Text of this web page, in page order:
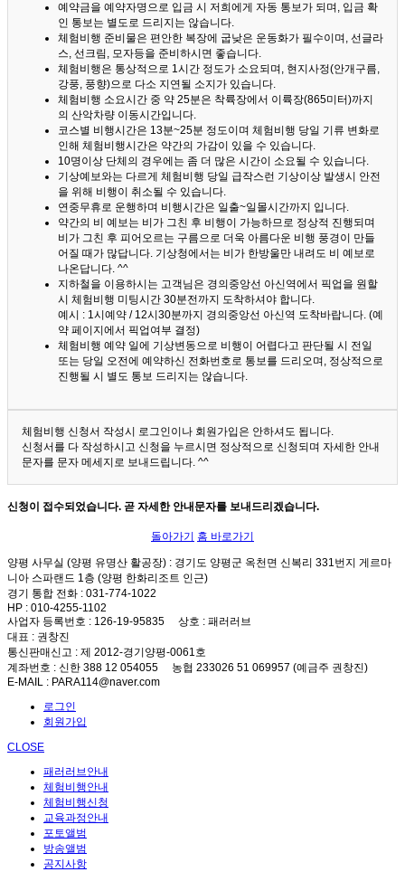
예약금을 예약자명으로 입금 시 저희에게 자동 통보가 되며, 입금 확
인 통보는 별도로 드리지는 않습니다.
체험비행 준비물은 편안한 복장에 굽낮은 운동화가 필수이며, 선글라
스, 선크림, 모자등을 준비하시면 좋습니다.
체험비행은 통상적으로 1시간 정도가 소요되며, 현지사정(안개구름,
강풍, 풍향)으로 다소 지연될 소지가 있습니다.
체험비행 소요시간 중 약 25분은 착륙장에서 이륙장(865미터)까지
의 산악차량 이동시간입니다.
코스별 비행시간은 13분~25분 정도이며 체험비행 당일 기류 변화로
인해 체험비행시간은 약간의 가감이 있을 수 있습니다.
10명이상 단체의 경우에는 좀 더 많은 시간이 소요될 수 있습니다.
기상예보와는 다르게 체험비행 당일 급작스런 기상이상 발생시 안전
을 위해 비행이 취소될 수 있습니다.
연중무휴로 운행하며 비행시간은 일출~일몰시간까지 입니다.
약간의 비 예보는 비가 그친 후 비행이 가능하므로 정상적 진행되며
비가 그친 후 피어오르는 구름으로 더욱 아름다운 비행 풍경이 만들
어질 때가 많답니다. 기상청에서는 비가 한방울만 내려도 비 예보로
나온답니다. ^^
지하철을 이용하시는 고객님은 경의중앙선 아신역에서 픽업을 원할
시 체험비행 미팅시간 30분전까지 도착하셔야 합니다.
예시 : 1시예약 / 12시30분까지 경의중앙선 아신역 도착바랍니다. (예
약 페이지에서 픽업여부 결정)
체험비행 예약 일에 기상변동으로 비행이 어렵다고 판단될 시 전일
또는 당일 오전에 예약하신 전화번호로 통보를 드리오며, 정상적으로
진행될 시 별도 통보 드리지는 않습니다.
체험비행 신청서 작성시 로그인이나 회원가입은 안하셔도 됩니다.
신청서를 다 작성하시고 신청을 누르시면 정상적으로 신청되며 자세한 안내
문자를 문자 메세지로 보내드립니다. ^^
신청이 접수되었습니다. 곧 자세한 안내문자를 보내드리겠습니다.
돌아가기 홈 바로가기
양평 사무실 (양평 유명산 활공장) : 경기도 양평군 옥천면 신복리 331번지 게르마
니아 스파랜드 1층 (양평 한화리조트 인근)
경기 통합 전화 : 031-774-1022
HP : 010-4255-1102
사업자 등록번호 : 126-19-95835 상호 : 패러러브
대표 : 권창진
통신판매신고 : 제 2012-경기양평-0061호
계좌번호 : 신한 388 12 054055 농협 233026 51 069957 (예금주 권창진)
E-MAIL : PARA114@naver.com
로그인
회원가입
CLOSE
패러러브안내
체험비행안내
체험비행신청
교육과정안내
포토앨범
방송앨범
공지사항